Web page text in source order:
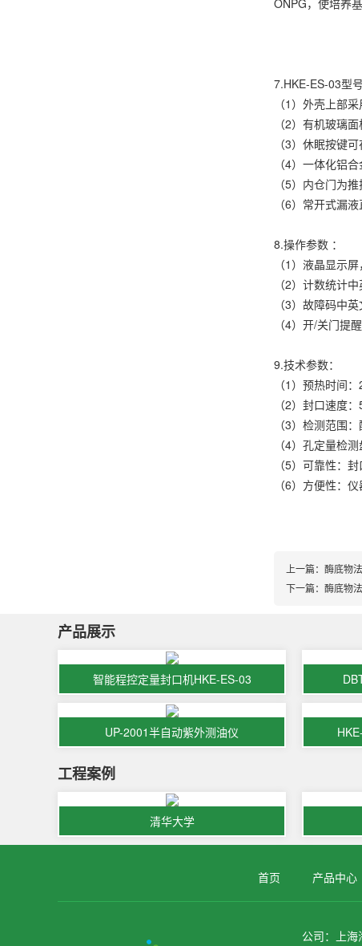
ONPG，使培养
7.HKE-ES-03型号
（1）外壳上部
（2）有机玻璃
（3）休眠按键
（4）一体化铝
（5）内仓门为
（6）常开式漏
8.操作参数 ：
（1）液晶显示
（2）计数统计
（3）故障码中
（4）开/关门提
9.技术参数：
（1）预热时间：
（2）封口速度
（3）检测范围
（4）孔定量检
（5）可靠性：
（6）方便性：
上一篇： 酶底物
下一篇： 酶底物
产品展示
智能程控定量封口机HKE-ES-03
UP-2001半自动紫外测油仪
工程案例
清华大学
首页 产品中心
公司：上